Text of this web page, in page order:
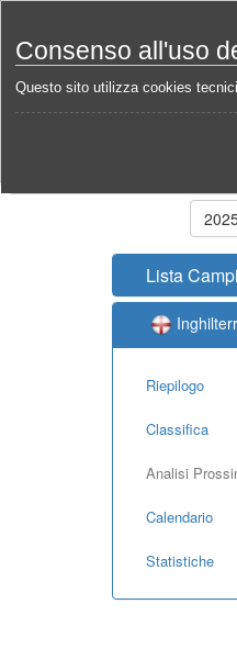
Consenso all'uso
Questo sito utilizza cookies
Home
Lista
Riepilogo
Classifica
Analisi
Calendario
Statistiche